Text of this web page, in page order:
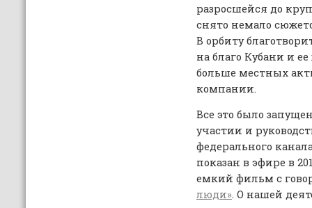
разросшейся до
снято немало
В орбиту
на благо Кубани и
больше местных
компании.
Все это было
участии и
федерального
показан в эфире в
емкий фильм с
люди». О нашей